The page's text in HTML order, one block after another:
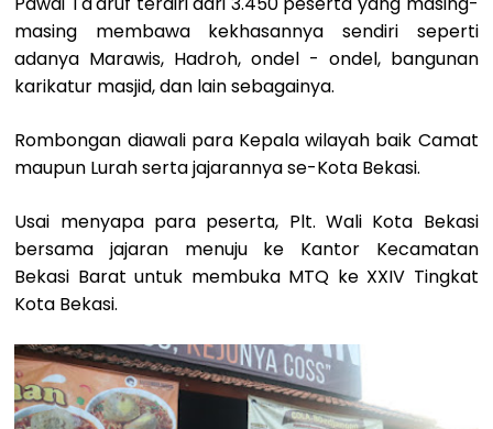
masing membawa kekhasannya sendiri seperti
adanya Marawis, Hadroh, ondel - ondel, bangunan
karikatur masjid, dan lain sebagainya.
Rombongan diawali para Kepala wilayah baik Camat
maupun Lurah serta jajarannya se-Kota Bekasi.
Usai menyapa para peserta, Plt. Wali Kota Bekasi
bersama jajaran menuju ke Kantor Kecamatan
Bekasi Barat untuk membuka MTQ ke XXIV Tingkat
Kota Bekasi.